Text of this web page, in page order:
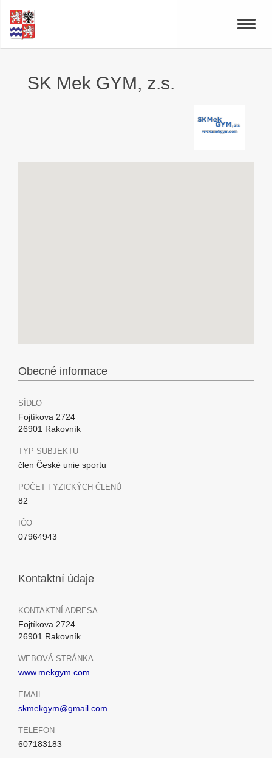
Toggle
SK Mek GYM, z.s.
Obecné informace
SÍDLO
Fojtíkova 2724
26901 Rakovník
TYP SUBJEKTU
člen České unie sportu
POČET FYZICKÝCH ČLENŮ
82
IČO
07964943
Kontaktní údaje
KONTAKTNÍ ADRESA
Fojtíkova 2724
26901 Rakovník
WEBOVÁ STRÁNKA
www.mekgym.com
EMAIL
skmekgym@gmail.com
TELEFON
607183183